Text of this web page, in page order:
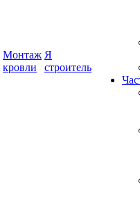
Монтаж
кровли
Я
строитель